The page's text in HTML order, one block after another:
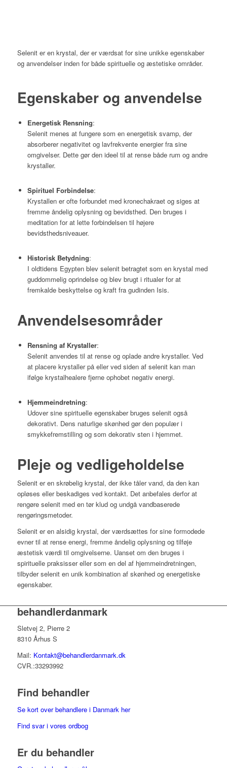
Selenit er en krystal, der er værdsat for sine unikke egenskaber
og anvendelser inden for både spirituelle og æstetiske områder.
Egenskaber og anvendelse
Energetisk Rensning:
Selenit menes at fungere som en energetisk svamp, der
absorberer negativitet og lavfrekvente energier fra sine
omgivelser. Dette gør den ideel til at rense både rum og andre
krystaller.
Spirituel Forbindelse:
Krystallen er ofte forbundet med kronechakraet og siges at
fremme åndelig oplysning og bevidsthed. Den bruges i
meditation for at lette forbindelsen til højere
bevidsthedsniveauer.
Historisk Betydning:
I oldtidens Egypten blev selenit betragtet som en krystal med
guddommelig oprindelse og blev brugt i ritualer for at
fremkalde beskyttelse og kraft fra gudinden Isis.
Anvendelsesområder
Rensning af Krystaller:
Selenit anvendes til at rense og oplade andre krystaller. Ved
at placere krystaller på eller ved siden af selenit kan man
ifølge krystalhealere fjerne ophobet negativ energi.
Hjemmeindretning:
Udover sine spirituelle egenskaber bruges selenit også
dekorativt. Dens naturlige skønhed gør den populær i
smykkefremstilling og som dekorativ sten i hjemmet.
Pleje og vedligeholdelse
Selenit er en skrøbelig krystal, der ikke tåler vand, da den kan
opløses eller beskadiges ved kontakt. Det anbefales derfor at
rengøre selenit med en tør klud og undgå vandbaserede
rengøringsmetoder.
Selenit er en alsidig krystal, der værdsættes for sine formodede
evner til at rense energi, fremme åndelig oplysning og tilføje
æstetisk værdi til omgivelserne. Uanset om den bruges i
spirituelle praksisser eller som en del af hjemmeindretningen,
tilbyder selenit en unik kombination af skønhed og energetiske
egenskaber.
behandlerdanmark
Sletvej 2, Pierre 2
8310 Århus S
Mail: Kontakt@behandlerdanmark.dk
CVR.:33293992
Find behandler
Se kort over behandlere i Danmark her
Find svar i vores ordbog
Er du behandler